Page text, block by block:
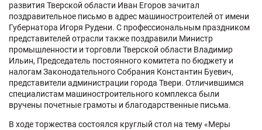
развития Тверской области Иван Егоров зачитал
поздравительное письмо в адрес машиностроителей от имени
Губернатора Игоря Рудени. С профессиональным праздником
представителей отрасли также поздравили Министр
промышленности и торговли Тверской области Владимир
Ильин, Председатель постоянного комитета по бюджету и
налогам Законодательного Собрания Константин Буевич,
представители администрации города Твери. Отличившимся
специалистам машиностроительного комплекса были
вручены почетные грамоты и благодарственные письма.
В ходе торжества состоялся круглый стол на тему «Меры